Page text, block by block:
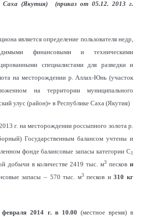
Саха (Якутия)
(приказ от 05.12. 2013 г.
является определение пользователя недр,
финансовыми и техническими
специалистами для разведки и
на месторождении р. Аллах-Юнь (участок
на территории муниципального
улус (район)» в Республике Саха (Якутия)
г. на месторождении россыпного золота р.
Государственным балансом учтены и
фонде балансовые запасы категории С1
добычи в количестве 2419 тыс. м3 пескови
запасы – 570 тыс. м3песков и310 кг
2014 г. в 10.00 (местное время) в